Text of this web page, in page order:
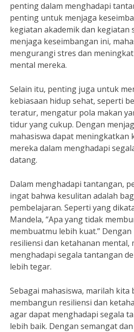
penting dalam menghadapi
penting untuk menjaga
kegiatan akademik dan kegiatan
menjaga keseimbangan ini,
mengurangi stres dan
mental mereka.
Selain itu, penting juga untuk
kebiasaan hidup sehat, seperti
teratur, mengatur pola makan
tidur yang cukup. Dengan
mahasiswa dapat meningkatkan
mereka dalam menghadapi
datang.
Dalam menghadapi tantangan,
ingat bahwa kesulitan adalah
pembelajaran. Seperti yang
Mandela, “Apa yang tidak
membuatmu lebih kuat.”
resiliensi dan ketahanan mental,
menghadapi segala tantangan
lebih tegar.
Sebagai mahasiswa, marilah kita
membangun resiliensi dan
agar dapat menghadapi segala
lebih baik. Dengan semangat